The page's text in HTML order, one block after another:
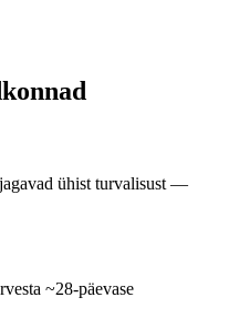
ühist turvalisust —
~28-päevase